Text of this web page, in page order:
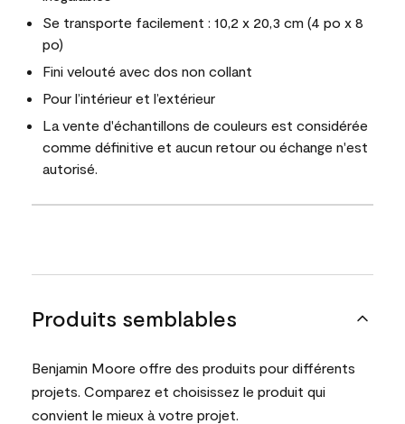
Se transporte facilement : 10,2 x 20,3 cm (4 po x 8
po)
Fini velouté avec dos non collant
Pour l’intérieur et l’extérieur
La vente d'échantillons de couleurs est considérée
comme définitive et aucun retour ou échange n'est
autorisé.
Produits semblables
Benjamin Moore offre des produits pour différents
projets. Comparez et choisissez le produit qui
convient le mieux à votre projet.